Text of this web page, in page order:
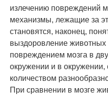
излечению повреждений
механизмы, лежащие за
становятся, наконец,
выздоровление животных
повреждением мозга в
окружении и в
количеством
При сравнении в мозге